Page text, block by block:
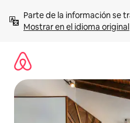
contenidoMostrar en el idioma original